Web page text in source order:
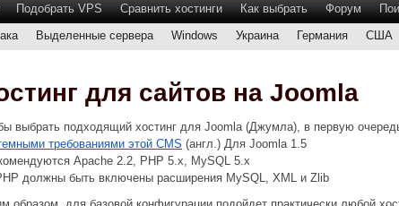
Подобрать VPS Сравнить хостинги Как выбрать Форум
Выделенные сервера Windows Украина Германия США
для сайтов на Joomla
выбрать подходящий хостинг для Joomla (Джумла), в первую
требованиями этой CMS (англ.) Для Joomla 1.5
Apache 2.2, PHP 5.x, MySQL 5.x
должны быть включены расширения MySQL, XML и Zlib